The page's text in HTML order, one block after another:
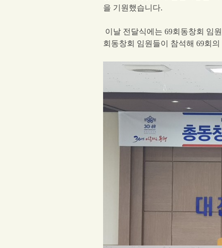
을 기원했습니다.
이날 전달식에는 69회동창회 임
회동창회 임원들이 참석해 69회의